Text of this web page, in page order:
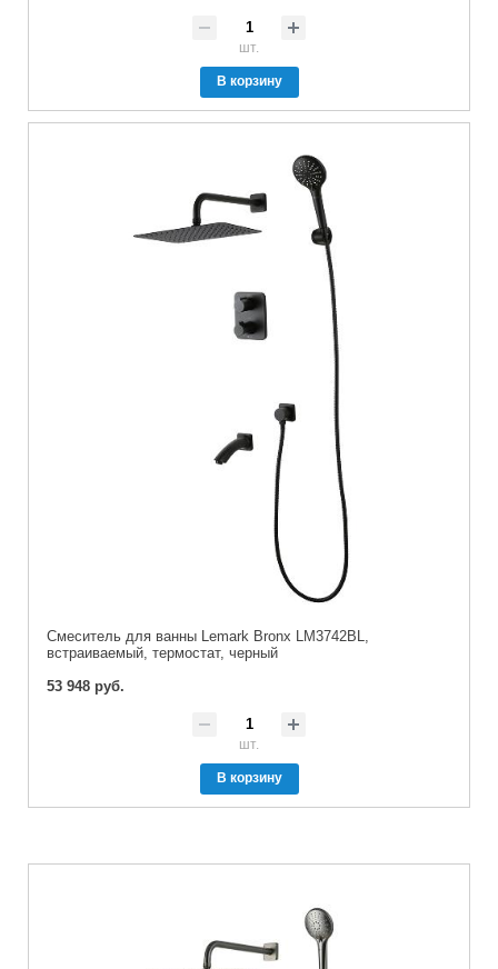
шт.
В корзину
Смеситель для ванны Lemark Bronx LM3742BL,
встраиваемый, термостат, черный
53 948 руб.
шт.
В корзину